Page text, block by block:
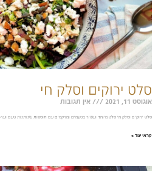
סלט ירוקים וסלק חי
אוגוסט 11, 2021 אין תגובות
סלט ירוקים וסלק חי סלט מיוחד ועשיר בטעמים ומרקמים עם תוספות שנותנות טעם
קראי עוד »